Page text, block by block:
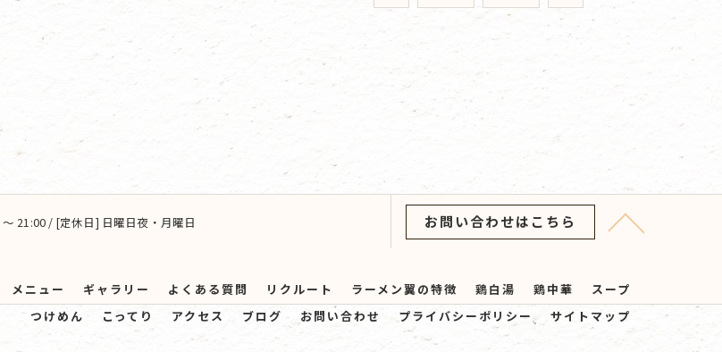
21:00 / [定休日] 日曜日夜・月曜日 お問い合わせはこちら
メニュー ギャラリー よくある質問 リクルート ラーメン翼の特徴 鶏白湯 鶏中華
スープ
つけめん
こってり アクセス ブログ お問い合わせ プライバシーポリシー サイトマップ